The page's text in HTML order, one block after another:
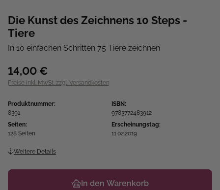
Die Kunst des Zeichnens 10 Steps -
Tiere
In 10 einfachen Schritten 75 Tiere zeichnen
14,00 €
Preise inkl. MwSt. zzgl. Versandkosten
Produktnummer:
8391
ISBN:
9783772483912
Seiten:
128 Seiten
Erscheinungstag:
11.02.2019
Weitere Details
In den Warenkorb